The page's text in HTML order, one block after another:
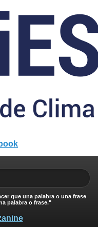
que una palabra o una frase
palabra o frase."